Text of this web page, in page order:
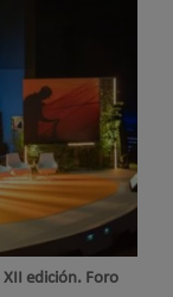
XII edición. Foro